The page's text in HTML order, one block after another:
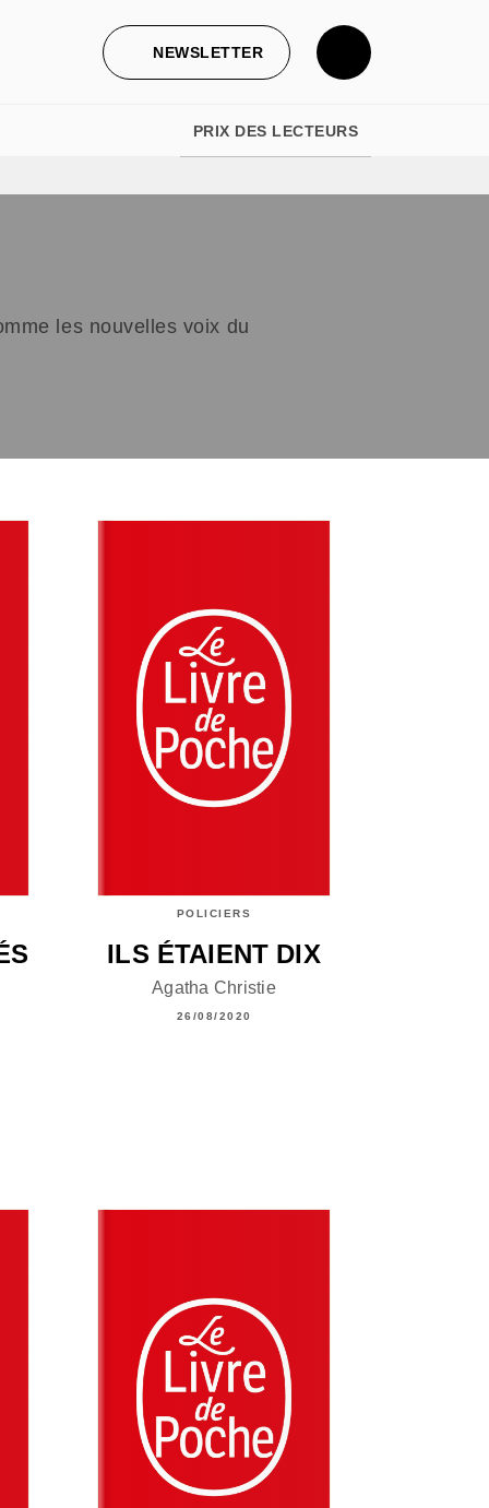
NEWSLETTER
PRIX DES LECTEURS
les nouvelles voix du
POLICIERS
ILS ÉTAIENT DIX
Agatha Christie
26/08/2020